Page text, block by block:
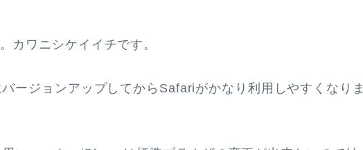
カワニシケイイチです。
ージョンアップしてからSafariがかなり利用しやすくなりま